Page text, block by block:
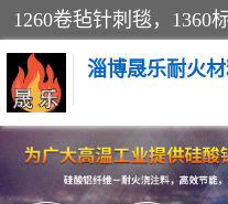
淄博晟乐耐火
硅酸铝挡渣棉